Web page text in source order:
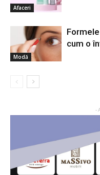
Afaceri
Modă
cum o
-